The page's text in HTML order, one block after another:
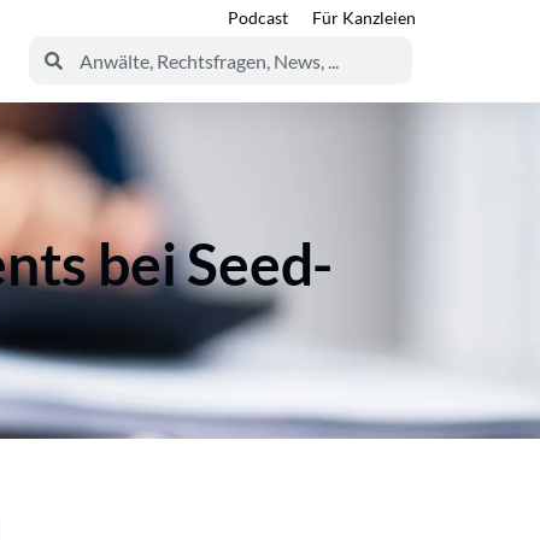
Podcast Für Kanzleien
bei Seed-